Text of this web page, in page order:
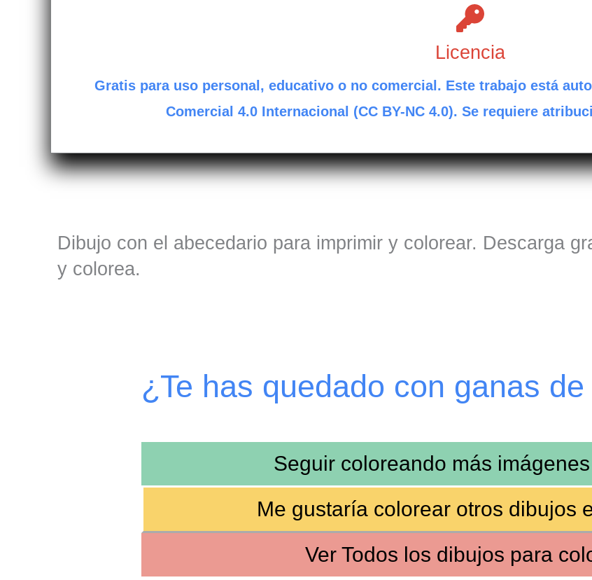
Licencia
Gratis para uso personal, educativo o no comercial. Este trabajo está
Comercial 4.0 Internacional (CC BY-NC 4.0). Se requiere
Dibujo con el abecedario para imprimir y colorear. Descarga
y colorea.
¿Te has quedado con ganas
Seguir coloreando más
Me gustaría colorear otros dibujos
Ver Todos los dibujos para